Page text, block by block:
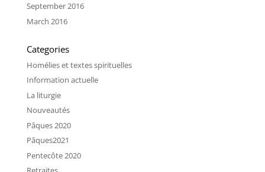
September 2016
March 2016
Categories
Homélies et textes spirituelles
Information actuelle
La liturgie
Nouveautés
Pâques 2020
Pâques2021
Pentecôte 2020